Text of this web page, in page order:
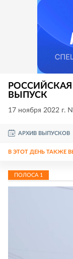
РОССИЙСКАЯ
ВЫПУСК
17 ноября 2022 г.
АРХИВ ВЫПУСКОВ
В ЭТОТ ДЕНЬ ТАКЖЕ
ПОЛОСА 1